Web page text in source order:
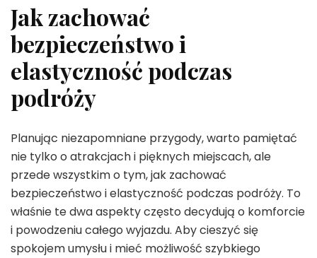
Jak zachować
bezpieczeństwo i
elastyczność podczas
podróży
Planując niezapomniane przygody, warto pamiętać
nie tylko o atrakcjach i pięknych miejscach, ale
przede wszystkim o tym, jak zachować
bezpieczeństwo i elastyczność podczas podróży. To
właśnie te dwa aspekty często decydują o komforcie
i powodzeniu całego wyjazdu. Aby cieszyć się
spokojem umysłu i mieć możliwość szybkiego